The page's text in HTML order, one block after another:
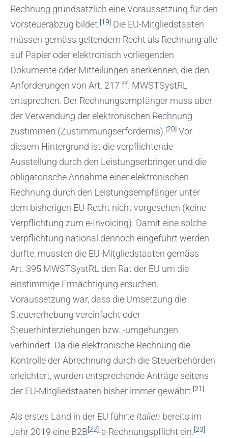
Rechnung grundsätzlich eine Voraussetzung für den
Vorsteuerabzug bildet.[19] Die EU-Mitgliedstaaten
müssen gemäss geltendem Recht als Rechnung alle
auf Papier oder elektronisch vorliegenden
Dokumente oder Mitteilungen anerkennen, die den
Anforderungen von Art. 217 ff. MWSTSystRL
entsprechen. Der Rechnungsempfänger muss aber
der Verwendung der elektronischen Rechnung
zustimmen (Zustimmungserfordernis).[20] Vor
diesem Hintergrund ist die verpflichtende
Ausstellung durch den Leistungserbringer und die
obligatorische Annahme einer elektronischen
Rechnung durch den Leistungsempfänger unter
dem bisherigen EU-Recht nicht vorgesehen (keine
Verpflichtung zum e-Invoicing). Damit eine solche
Verpflichtung national dennoch eingeführt werden
durfte, mussten die EU-Mitgliedstaaten gemäss
Art. 395 MWSTSystRL den Rat der EU um die
einstimmige Ermächtigung ersuchen.
Voraussetzung war, dass die Umsetzung die
Steuererhebung vereinfacht oder
Steuerhinterziehungen bzw. -umgehungen
verhindert. Da die elektronische Rechnung die
Kontrolle der Abrechnung durch die Steuerbehörden
erleichtert, wurden entsprechende Anträge seitens
der EU-Mitgliedstaaten bisher immer gewährt.[21]
Als erstes Land in der EU führte Italien bereits im
Jahr 2019 eine B2B[22]-e-Rechnungspflicht ein.[23]